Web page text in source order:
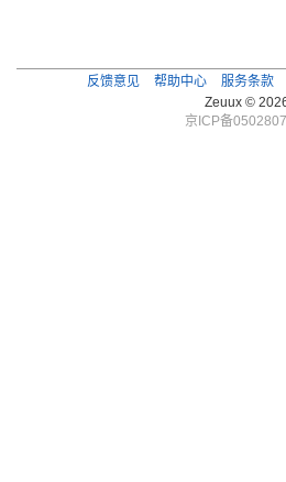
反馈意见 帮助中心 服务条款
Zeuux ©
京ICP备